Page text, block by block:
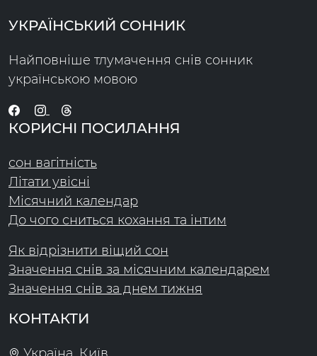
УКРАЇНСЬКИЙ СОННИК
Найповніше тлумачення снів сонник
українською мовою
КОРИСНІ ПОСИЛАННЯ
сон вагітність
Літати увісні
Місячний календар
До чого сниться кохання та інтим
Як відрізнити віщий сон
Значення снів за місячним календарем
Значення снів за днем тижня
КОНТАКТИ